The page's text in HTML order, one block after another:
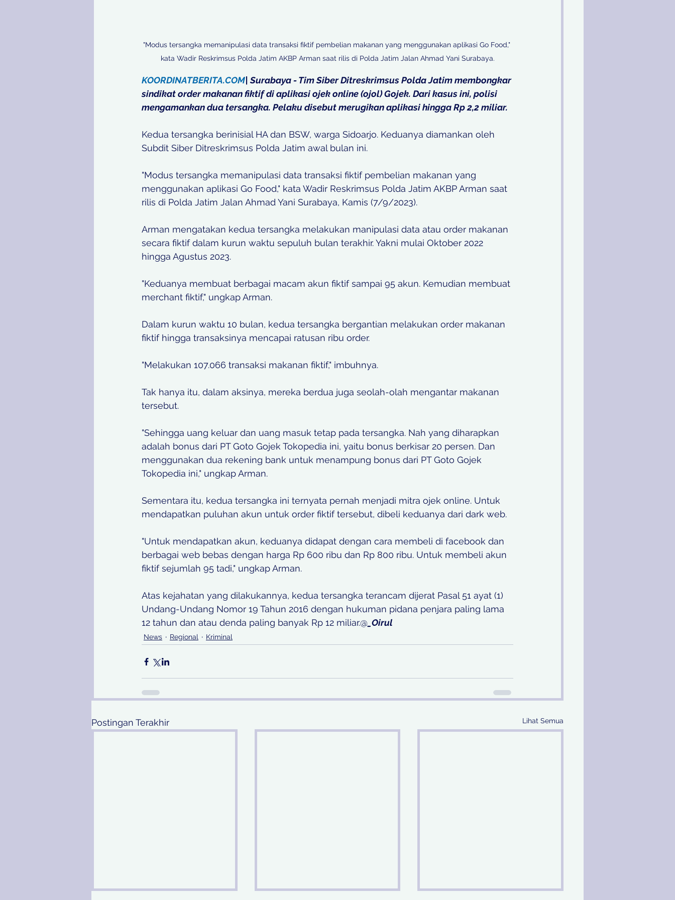
"Modus tersangka memanipulasi data transaksi fiktif pembelian makanan yang menggunakan aplikasi Go Food,"
kata Wadir Reskrimsus Polda Jatim AKBP Arman saat rilis di Polda Jatim Jalan Ahmad Yani Surabaya.
KOORDINATBERITA.COM | Surabaya - Tim Siber Ditreskrimsus Polda Jatim membongkar
sindikat order makanan fiktif di aplikasi ojek online (ojol) Gojek. Dari kasus ini, polisi
mengamankan dua tersangka. Pelaku disebut merugikan aplikasi hingga Rp 2,2 miliar.
Kedua tersangka berinisial HA dan BSW, warga Sidoarjo. Keduanya diamankan oleh
Subdit Siber Ditreskrimsus Polda Jatim awal bulan ini.
"Modus tersangka memanipulasi data transaksi fiktif pembelian makanan yang
menggunakan aplikasi Go Food," kata Wadir Reskrimsus Polda Jatim AKBP Arman saat
rilis di Polda Jatim Jalan Ahmad Yani Surabaya, Kamis (7/9/2023).
Arman mengatakan kedua tersangka melakukan manipulasi data atau order makanan
secara fiktif dalam kurun waktu sepuluh bulan terakhir. Yakni mulai Oktober 2022
hingga Agustus 2023.
"Keduanya membuat berbagai macam akun fiktif sampai 95 akun. Kemudian membuat
merchant fiktif," ungkap Arman.
Dalam kurun waktu 10 bulan, kedua tersangka bergantian melakukan order makanan
fiktif hingga transaksinya mencapai ratusan ribu order.
"Melakukan 107.066 transaksi makanan fiktif," imbuhnya.
Tak hanya itu, dalam aksinya, mereka berdua juga seolah-olah mengantar makanan
tersebut.
"Sehingga uang keluar dan uang masuk tetap pada tersangka. Nah yang diharapkan
adalah bonus dari PT Goto Gojek Tokopedia ini, yaitu bonus berkisar 20 persen. Dan
menggunakan dua rekening bank untuk menampung bonus dari PT Goto Gojek
Tokopedia ini," ungkap Arman.
Sementara itu, kedua tersangka ini ternyata pernah menjadi mitra ojek online. Untuk
mendapatkan puluhan akun untuk order fiktif tersebut, dibeli keduanya dari dark web.
"Untuk mendapatkan akun, keduanya didapat dengan cara membeli di facebook dan
berbagai web bebas dengan harga Rp 600 ribu dan Rp 800 ribu. Untuk membeli akun
fiktif sejumlah 95 tadi," ungkap Arman.
Atas kejahatan yang dilakukannya, kedua tersangka terancam dijerat Pasal 51 ayat (1)
Undang-Undang Nomor 19 Tahun 2016 dengan hukuman pidana penjara paling lama
12 tahun dan atau denda paling banyak Rp 12 miliar.@ _Oirul
News Regional Kriminal
Postingan Terakhir Lihat Semua